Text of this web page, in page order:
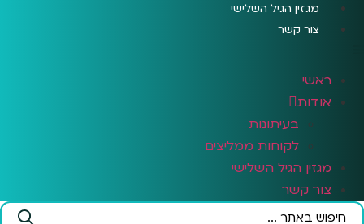
מגזין הגיל השלישי
צור קשר
ראשי
אודות
בעיתונות
לקוחות ממליצים
מגזין הגיל השלישי
צור קשר
Search